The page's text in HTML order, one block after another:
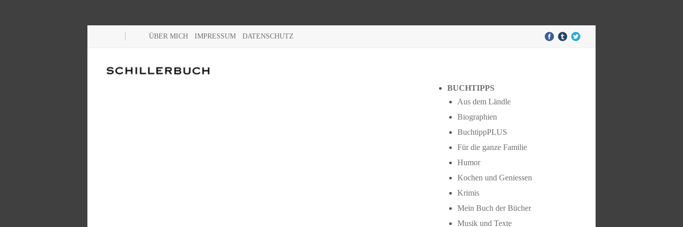
ÜBER MICH IMPRESSUM DATENSCHUTZ
BUCHTIPPS
Aus dem Ländle
Biographien
BuchtippPLUS
Für die ganze Familie
Humor
Kochen und Geniessen
Krimis
Mein Buch der Bücher
Musik und Texte